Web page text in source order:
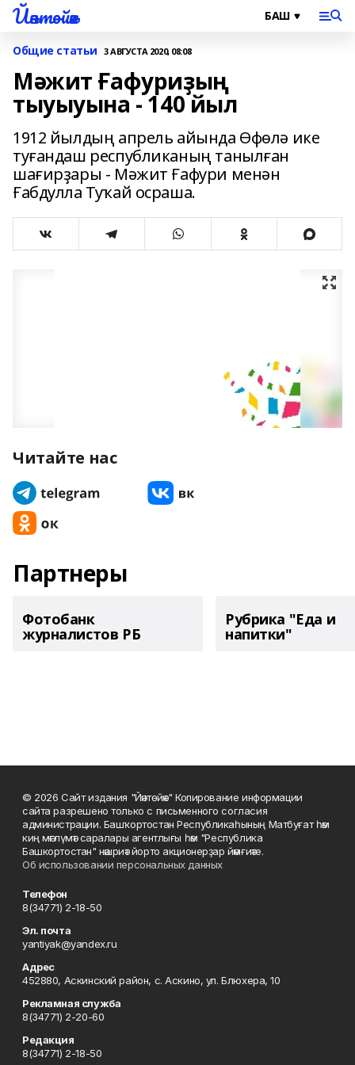
Йәнтөйәк
Общие статьи 3 АВГУСТА 2020, 08:08
Мәжит Ғафуриҙың
тыуыуына - 140 йыл
1912 йылдың апрель айында Өфөлә ике
туғандаш республиканың танылған
шағирҙары - Мәжит Ғафури менән
Ғабдулла Туҡай осраша.
Читайте нас
Партнеры
Фотобанк
журналистов РБ
Рубрика "Еда и
напитки"
© 2026 Сайт издания "Йәнтөйәк" Копирование информации
сайта разрешено только с письменного согласия
администрации. Башҡортостан Республикаһының Матбуғат һәм
киң мәғлүмәт саралары агентлығы һәм "Республика
Башкортостан" нәшриәт йорто акционерҙар йәмғиәте.
Об использовании персональных данных
Телефон
8(34771) 2-18-50
Эл. почта
yantiyak@yandex.ru
Адрес
452880, Аскинский район, с. Аскино, ул. Блюхера, 10
Рекламная служба
8(34771) 2-20-60
Редакция
8(34771) 2-18-50